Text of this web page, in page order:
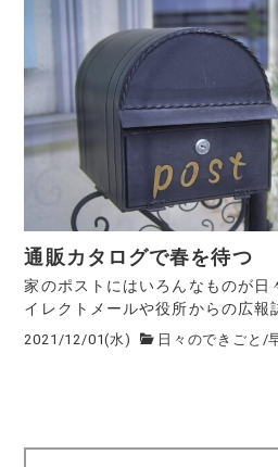
通販カタログで春を待つ
家のポストにはいろんなものが日
イレクトメールや役所からの広報
2021/12/01(水) 日々のできごと /